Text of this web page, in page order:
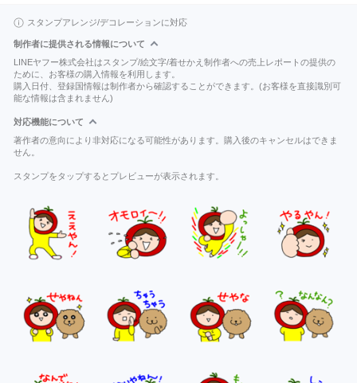
スタンプアレンジ/デコレーションに対応
制作者に提供される情報について
LINEヤフー株式会社はスタンプ/絵文字/着せかえ制作者への売上レポートの提供の
ために、お客様の購入情報を利用します。
購入日付、登録国情報は制作者から確認することができます。(お客様を直接識別可
能な情報は含まれません)
対応機能について
著作者の意向により非対応になる可能性があります。購入後のキャンセルはできま
せん。
スタンプをタップするとプレビューが表示されます。